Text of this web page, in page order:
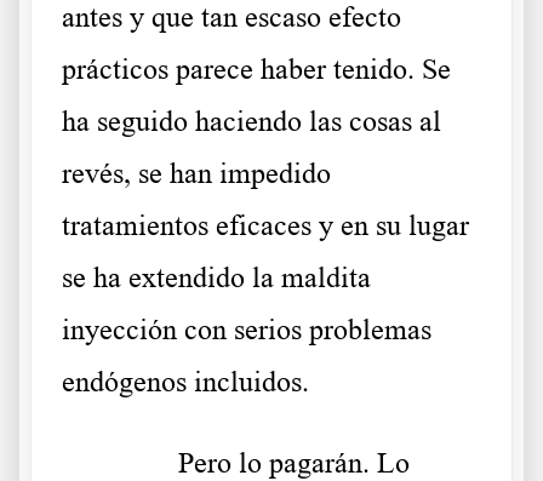
antes y que tan escaso efecto
prácticos parece haber tenido. Se
ha seguido haciendo las cosas al
revés, se han impedido
tratamientos eficaces y en su lugar
se ha extendido la maldita
inyección con serios problemas
endógenos incluidos.
Pero lo pagarán. Lo